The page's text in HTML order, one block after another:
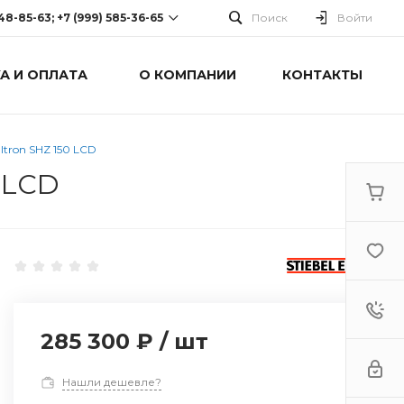
85-63; +7 (999) 585-36-65
63; +7 (999) 585-36-65
Поиск Войти
И ОПЛАТА О КОМПАНИИ КОНТАКТЫ
SHZ 150 LCD
285 300 ₽ / шт
Нашли дешевле?